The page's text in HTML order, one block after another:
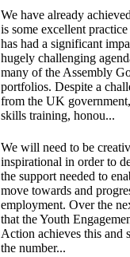
We have already
is some excellent
has had a significant
hugely challenging
many of the Assembly
portfolios. Despite a
from the UK
skills training, honou...
We will need to be
inspirational in order to
the support needed to
move towards and
employment. Over the
that the Youth
Action achieves this and
the number...